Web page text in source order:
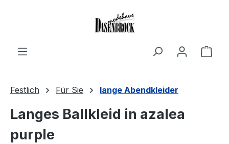
Festlich Für Sie lange Abendkleider
Langes Ballkleid in azalea
purple